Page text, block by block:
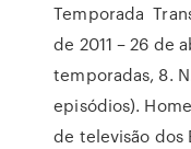
Temporada
de 2011 – 26 de
temporadas, 8.
episódios).
de televisão dos